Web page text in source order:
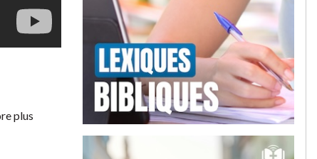
plus